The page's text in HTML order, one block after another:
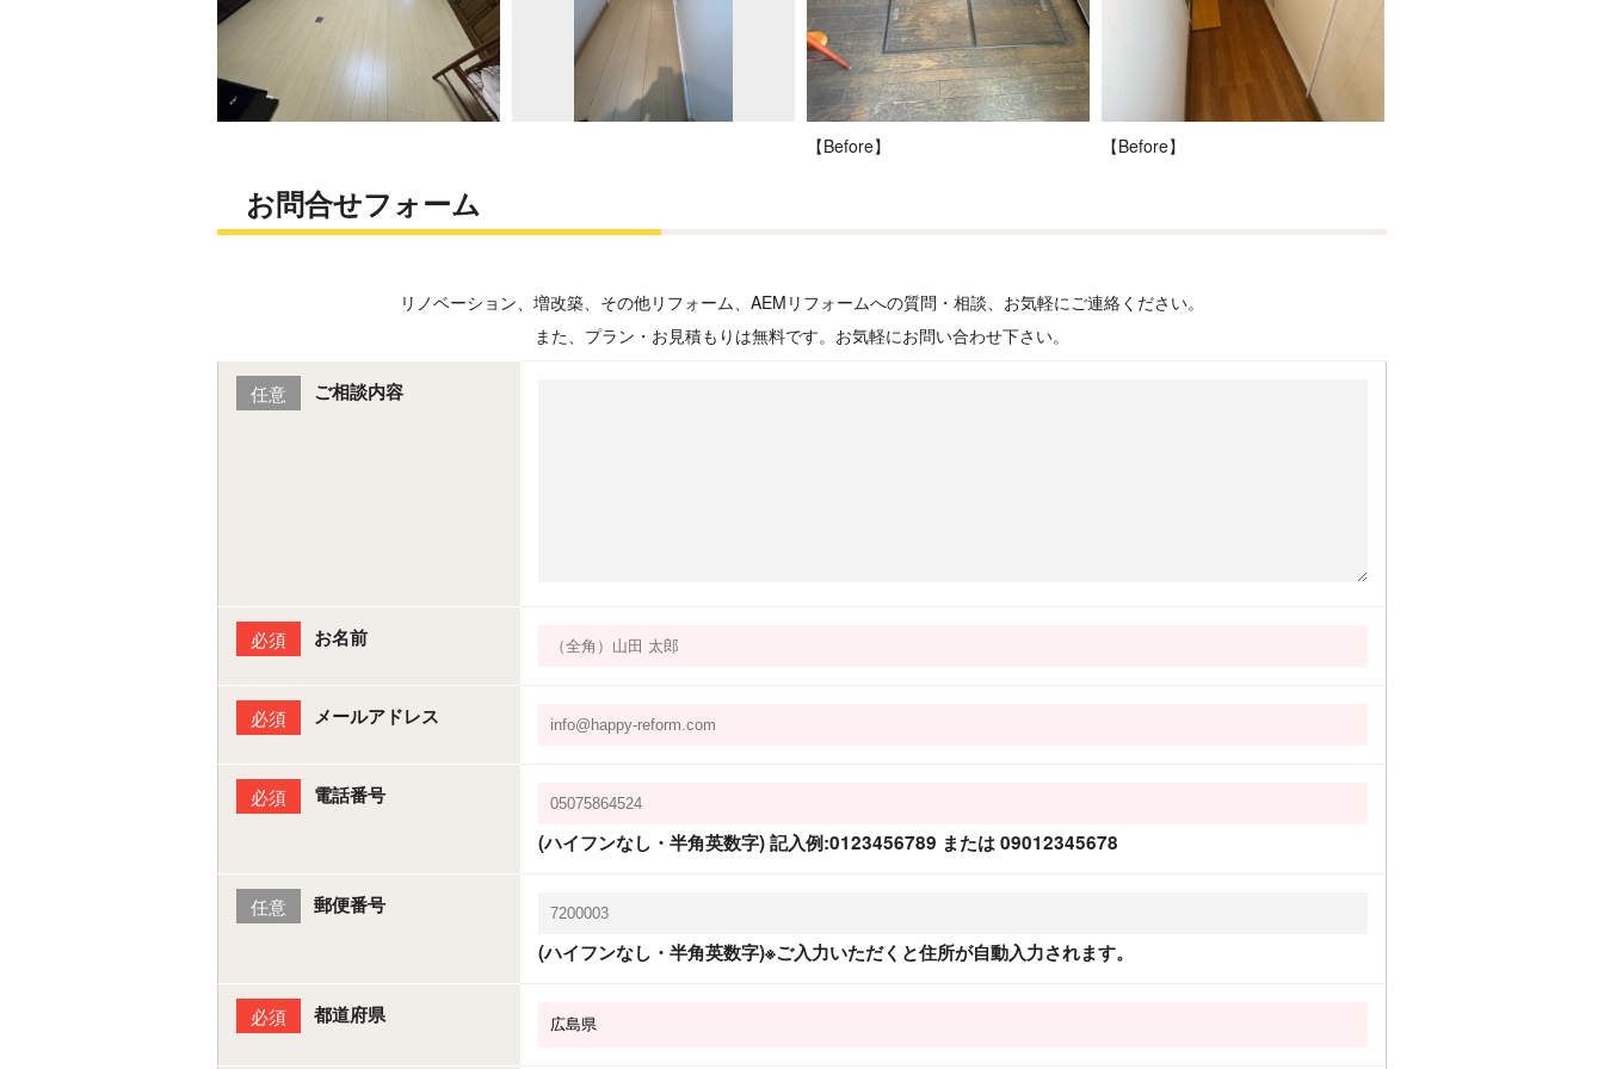
【Before】 【Before】
お問合せフォーム
リノベーション、増改築、その他リフォーム、AEMリフォームへの質問・相談、お気軽にご連絡ください。
また、プラン・お見積もりは無料です。お気軽にお問い合わせ下さい。
任意 ご相談内容
必須 お名前
必須 メールアドレス
必須
電話番号
(ハイフンなし・半角英数字) 記入例:0123456789 または 09012345678
任意
郵便番号
(ハイフンなし・半角英数字)※ご入力いただくと住所が自動入力されます。
必須 都道府県